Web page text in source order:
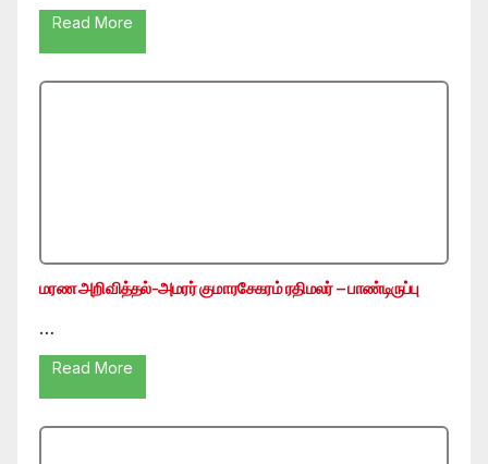
Read More
மரண அறிவித்தல்-அமரர் குமாரசேகரம் ரதிமலர் – பாண்டிருப்பு
…
Read More